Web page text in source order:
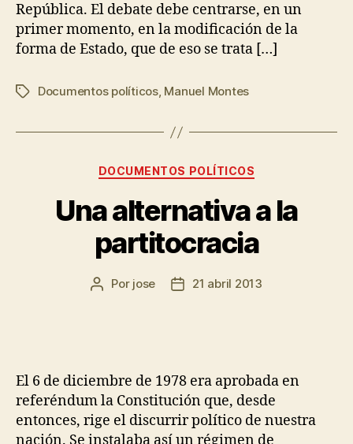
República. El debate debe centrarse, en un
primer momento, en la modificación de la
forma de Estado, que de eso se trata […]
Documentos políticos, Manuel Montes
DOCUMENTOS POLÍTICOS
Una alternativa a la
partitocracia
Por jose 21 abril 2013
El 6 de diciembre de 1978 era aprobada en
referéndum la Constitución que, desde
entonces, rige el discurrir político de nuestra
nación. Se instalaba así un régimen de